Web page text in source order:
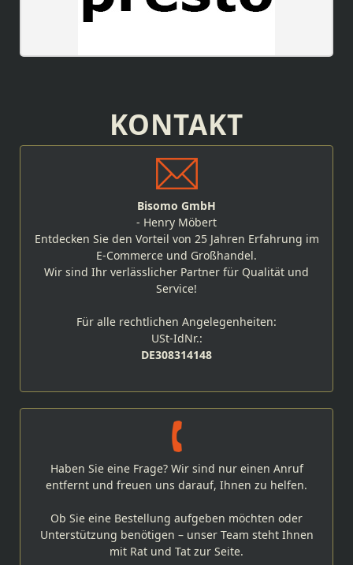
KONTAKT
Bisomo GmbH
- Henry Möbert
Entdecken Sie den Vorteil von 25 Jahren Erfahrung im
E-Commerce und Großhandel.
Wir sind Ihr verlässlicher Partner für Qualität und
Service!
Für alle rechtlichen Angelegenheiten:
USt-IdNr.:
DE308314148
Haben Sie eine Frage? Wir sind nur einen Anruf
entfernt und freuen uns darauf, Ihnen zu helfen.
Ob Sie eine Bestellung aufgeben möchten oder
Unterstützung benötigen – unser Team steht Ihnen
mit Rat und Tat zur Seite.